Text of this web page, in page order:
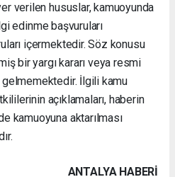
verilen hususlar, kamuoyunda
edinme başvuruları
içermektedir. Söz konusu
bir yargı kararı veya resmi
İlgili kamu
açıklamaları, haberin
kamuoyuna aktarılması
ANTALYA HABERİ